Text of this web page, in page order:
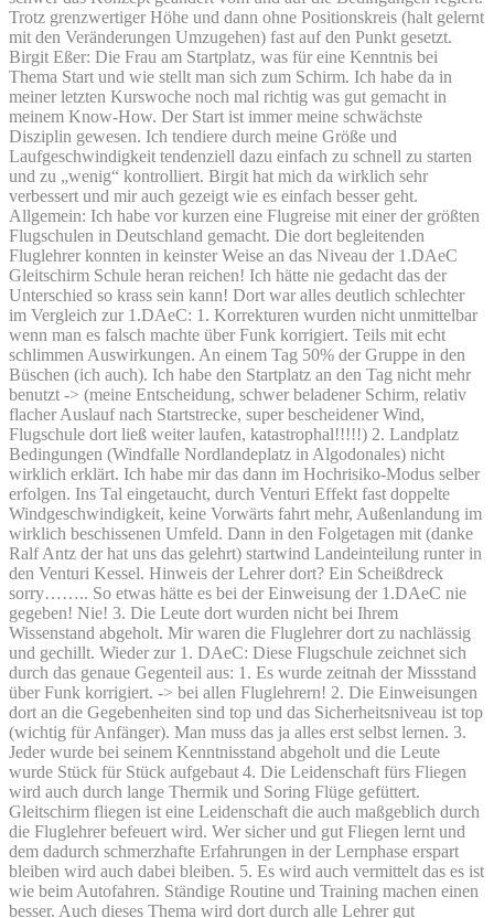
Trotz grenzwertiger Höhe und dann ohne Positionskreis (halt gelernt
mit den Veränderungen Umzugehen) fast auf den Punkt gesetzt.
Birgit Eßer: Die Frau am Startplatz, was für eine Kenntnis bei
Thema Start und wie stellt man sich zum Schirm. Ich habe da in
meiner letzten Kurswoche noch mal richtig was gut gemacht in
meinem Know-How. Der Start ist immer meine schwächste
Disziplin gewesen. Ich tendiere durch meine Größe und
Laufgeschwindigkeit tendenziell dazu einfach zu schnell zu starten
und zu „wenig“ kontrolliert. Birgit hat mich da wirklich sehr
verbessert und mir auch gezeigt wie es einfach besser geht.
Allgemein: Ich habe vor kurzen eine Flugreise mit einer der größten
Flugschulen in Deutschland gemacht. Die dort begleitenden
Fluglehrer konnten in keinster Weise an das Niveau der 1.DAeC
Gleitschirm Schule heran reichen! Ich hätte nie gedacht das der
Unterschied so krass sein kann! Dort war alles deutlich schlechter
im Vergleich zur 1.DAeC: 1. Korrekturen wurden nicht unmittelbar
wenn man es falsch machte über Funk korrigiert. Teils mit echt
schlimmen Auswirkungen. An einem Tag 50% der Gruppe in den
Büschen (ich auch). Ich habe den Startplatz an den Tag nicht mehr
benutzt -> (meine Entscheidung, schwer beladener Schirm, relativ
flacher Auslauf nach Startstrecke, super bescheidener Wind,
Flugschule dort ließ weiter laufen, katastrophal!!!!!) 2. Landplatz
Bedingungen (Windfalle Nordlandeplatz in Algodonales) nicht
wirklich erklärt. Ich habe mir das dann im Hochrisiko-Modus selber
erfolgen. Ins Tal eingetaucht, durch Venturi Effekt fast doppelte
Windgeschwindigkeit, keine Vorwärts fahrt mehr, Außenlandung im
wirklich beschissenen Umfeld. Dann in den Folgetagen mit (danke
Ralf Antz der hat uns das gelehrt) startwind Landeinteilung runter in
den Venturi Kessel. Hinweis der Lehrer dort? Ein Scheißdreck
sorry…….. So etwas hätte es bei der Einweisung der 1.DAeC nie
gegeben! Nie! 3. Die Leute dort wurden nicht bei Ihrem
Wissenstand abgeholt. Mir waren die Fluglehrer dort zu nachlässig
und gechillt. Wieder zur 1. DAeC: Diese Flugschule zeichnet sich
durch das genaue Gegenteil aus: 1. Es wurde zeitnah der Missstand
über Funk korrigiert. -> bei allen Fluglehrern! 2. Die Einweisungen
dort an die Gegebenheiten sind top und das Sicherheitsniveau ist top
(wichtig für Anfänger). Man muss das ja alles erst selbst lernen. 3.
Jeder wurde bei seinem Kenntnisstand abgeholt und die Leute
wurde Stück für Stück aufgebaut 4. Die Leidenschaft fürs Fliegen
wird auch durch lange Thermik und Soring Flüge gefüttert.
Gleitschirm fliegen ist eine Leidenschaft die auch maßgeblich durch
die Fluglehrer befeuert wird. Wer sicher und gut Fliegen lernt und
dem dadurch schmerzhafte Erfahrungen in der Lernphase erspart
bleiben wird auch dabei bleiben. 5. Es wird auch vermittelt das es ist
wie beim Autofahren. Ständige Routine und Training machen einen
besser. Auch dieses Thema wird dort durch alle Lehrer gut